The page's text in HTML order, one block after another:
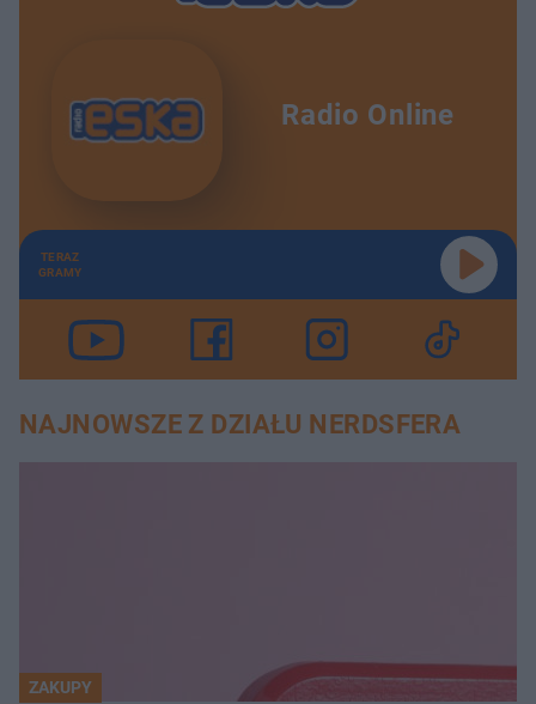
Radio Online
TERAZ
GRAMY
NAJNOWSZE Z DZIAŁU NERDSFERA
ZAKUPY